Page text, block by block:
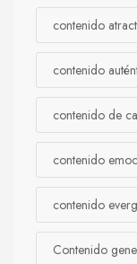
contenido
contenido
contenido de
contenido
contenido
Contenido